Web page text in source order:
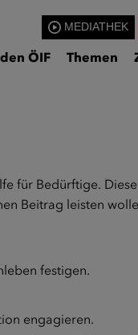
MEDIATHEK
ÖIF Themen
für Bedürftige.
Beitrag leisten
festigen.
engagieren.